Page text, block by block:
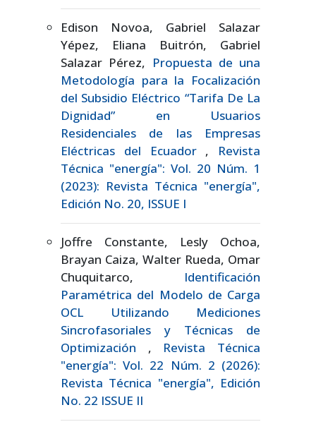
Edison Novoa, Gabriel Salazar
Yépez, Eliana Buitrón, Gabriel
Salazar Pérez, Propuesta de una
Metodología para la Focalización
del Subsidio Eléctrico “Tarifa De La
Dignidad” en Usuarios
Residenciales de las Empresas
Eléctricas del Ecuador , Revista
Técnica "energía": Vol. 20 Núm. 1
(2023): Revista Técnica "energía",
Edición No. 20, ISSUE I
Joffre Constante, Lesly Ochoa,
Brayan Caiza, Walter Rueda, Omar
Chuquitarco, Identificación
Paramétrica del Modelo de Carga
OCL Utilizando Mediciones
Sincrofasoriales y Técnicas de
Optimización , Revista Técnica
"energía": Vol. 22 Núm. 2 (2026):
Revista Técnica "energía", Edición
No. 22 ISSUE II